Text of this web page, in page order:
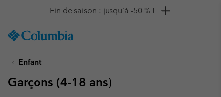
TO
SKIP
MAIN
NAV
Remise de 10 % à saisir
Enfant
Garçons (4-18 ans)